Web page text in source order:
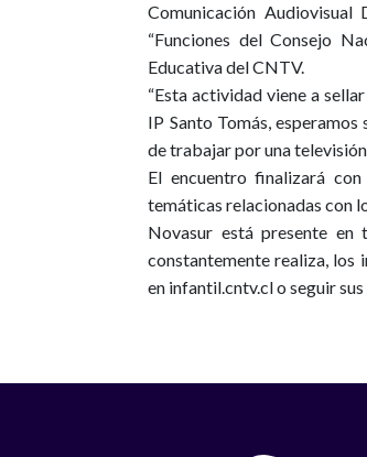
Comunicación
“Funciones del Consejo
Educativa del CNTV.
“Esta actividad viene a
IP Santo Tomás,
de trabajar por una
El encuentro finalizará
temáticas relacionadas con
Novasur está presente
constantemente realiza, los
en infantil.cntv.clo seguir